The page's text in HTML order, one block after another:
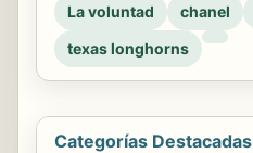
La voluntad
chanel
texas longhorns
Categorías Destacadas